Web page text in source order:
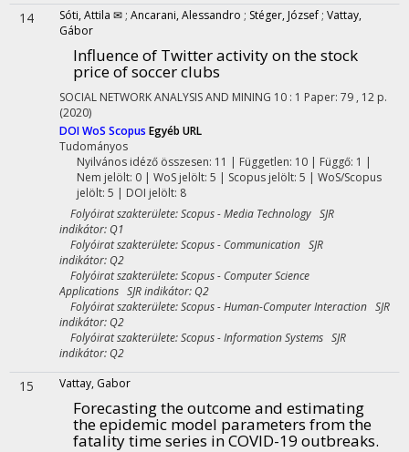
14 Sóti, Attila ✉ ; Ancarani, Alessandro ; Stéger, József ; Vattay,
Gábor
Influence of Twitter activity on the stock
price of soccer clubs
SOCIAL NETWORK ANALYSIS AND MINING 10 : 1 Paper: 79 , 12 p.
(2020)
DOIWoS Scopus Egyéb URL
Tudományos
Nyilvános idéző összesen: 11 | Független: 10 | Függő: 1 |
Nem jelölt: 0 | WoS jelölt: 5 | Scopus jelölt: 5 | WoS/Scopus
jelölt: 5 | DOI jelölt: 8
Folyóirat szakterülete: Scopus - Media Technology SJR
indikátor: Q1
Folyóirat szakterülete: Scopus - Communication SJR
indikátor: Q2
Folyóirat szakterülete: Scopus - Computer Science
Applications SJR indikátor: Q2
Folyóirat szakterülete: Scopus - Human-Computer Interaction SJR
indikátor: Q2
Folyóirat szakterülete: Scopus - Information Systems SJR
indikátor: Q2
15 Vattay, Gabor
Forecasting the outcome and estimating
the epidemic model parameters from the
fatality time series in COVID-19 outbreaks.